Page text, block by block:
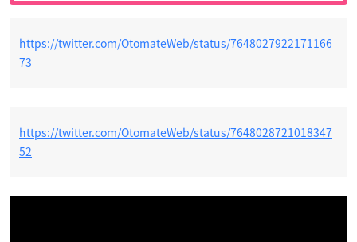
https://twitter.com/OtomateWeb/status/7648027922171166
73
https://twitter.com/OtomateWeb/status/7648028721018347
52